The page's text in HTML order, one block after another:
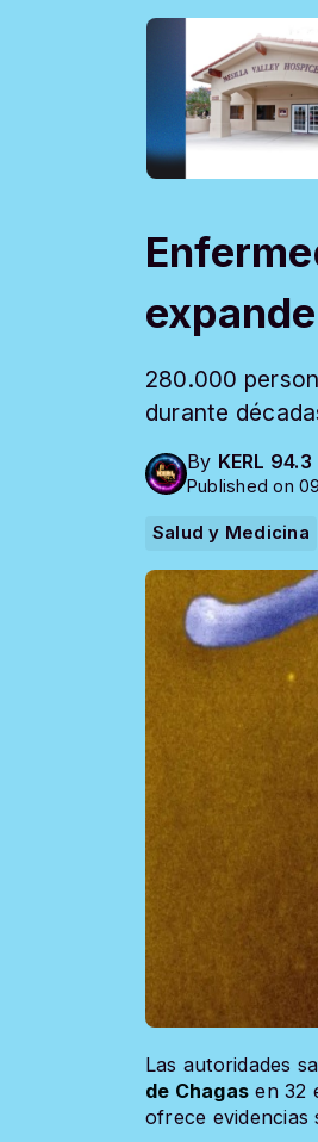
280.000
durante
By KERL 94.3
Published on
Salud y Medicina
Las autoridades
de Chagas en 32
ofrece evidencias